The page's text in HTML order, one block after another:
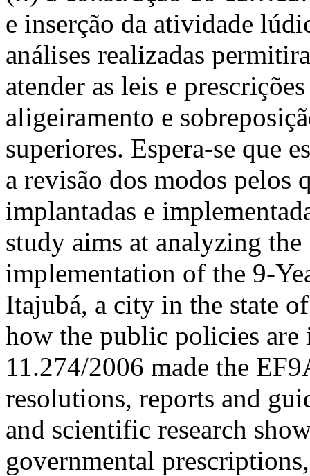
e inserção da atividade
análises realizadas
atender as leis e
aligeiramento e
superiores. Espera-se que
a revisão dos modos pelos
implantadas e
study aims at analyzing
implementation of the 9-
Itajubá, a city in the state
how the public policies
11.274/2006 made the
resolutions, reports and
and scientific research
governmental